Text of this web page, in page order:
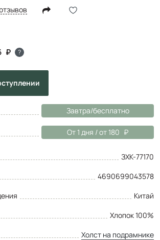
?
Завтра/бесплатно
От 1 дня / от 180
ЗХК-77170
4690699043578
Китай
Хлопок 100%
Холст на подрамнике